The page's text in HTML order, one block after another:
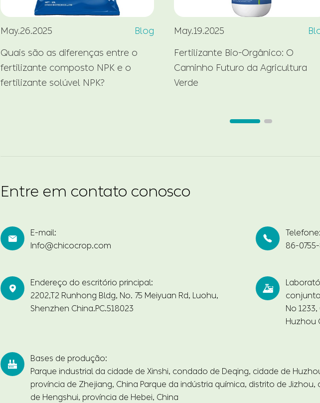
May.26.2025
Blog
Quais são as diferenças entre o
fertilizante composto NPK e o
fertilizante solúvel NPK?
May.19.2025
Fertilizante Bio-Orgânico: O
Caminho Futuro da Agricultura
Verde
Entre em contato conosco

E-mail:
Info@chicocrop.com

Telefone:
86-

Endereço do escritório principal:
2202,T2 Runhong Bldg, No. 75 Meiyuan Rd, Luohu,
Shenzhen China.PC.518023

No
Huzhou

Bases de produção:
Parque industrial da cidade de Xinshi, condado de Deqing, cidade de
província de Zhejiang, China Parque da indústria química, distrito de Jizhou,
de Hengshui, província de Hebei, China